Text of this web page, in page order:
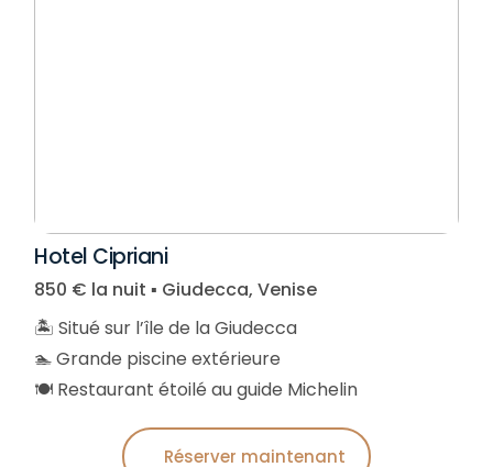
Hotel Cipriani
850 € la nuit ▪︎ Giudecca, Venise
🏝️ Situé sur l’île de la Giudecca
🏊 Grande piscine extérieure
🍽️ Restaurant étoilé au guide Michelin
Réserver maintenant